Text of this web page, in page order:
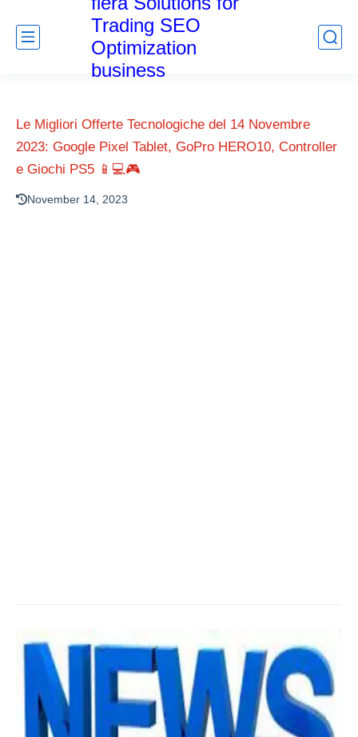
Trading SEO
Optimization
business
Le Migliori Offerte Tecnologiche del 14 Novembre
2023: Google Pixel Tablet, GoPro HERO10, Controller
e Giochi PS5 📱💻🎮
November 14, 2023